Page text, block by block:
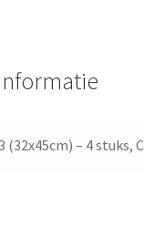
(32x45cm) – 4 stuks,